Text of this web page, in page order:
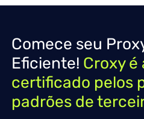
Comece seu
Eficiente! Croxy
certificado pelos
padrões de